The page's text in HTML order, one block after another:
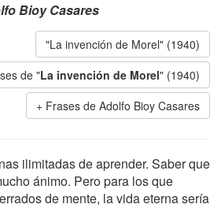
Bioy Casares
"La invención de Morel" (1940)
de "La invención de Morel" (1940)
Frases de Adolfo Bioy Casares
ilimitadas de aprender. Saber que
ánimo. Pero para los que
de mente, la vida eterna sería